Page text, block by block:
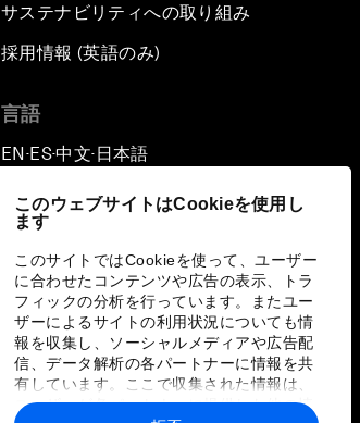
このウェブサイトはCookieを使用し
ます
このサイトではCookieを使って、ユーザー
に合わせたコンテンツや広告の表示、トラ
フィックの分析を行っています。またユー
ザーによるサイトの利用状況についても情
報を収集し、ソーシャルメディアや広告配
信、データ解析の各パートナーに情報を共
有しています。ここで収集された情報は、
ユーザーが各パートナーに提供した他の情
サステナビリティへの取り組み
採用情報 (英語のみ)
言語
EN ▪ES▪中文▪ 日本語